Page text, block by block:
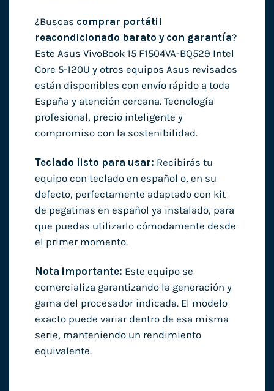
¿Buscas comprar portátil
reacondicionado barato y con garantía?
Este Asus VivoBook 15 F1504VA-BQ529 Intel
Core 5-120U y otros equipos Asus revisados
están disponibles con envío rápido a toda
España y atención cercana. Tecnología
profesional, precio inteligente y
compromiso con la sostenibilidad.
Teclado listo para usar: Recibirás tu
equipo con teclado en español o, en su
defecto, perfectamente adaptado con kit
de pegatinas en español ya instalado, para
que puedas utilizarlo cómodamente desde
el primer momento.
Nota importante: Este equipo se
comercializa garantizando la generación y
gama del procesador indicada. El modelo
exacto puede variar dentro de esa misma
serie, manteniendo un rendimiento
equivalente.